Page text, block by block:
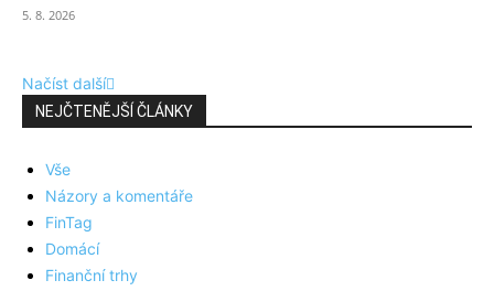
5. 8. 2026
Načíst další
NEJČTENĚJŠÍ ČLÁNKY
Vše
Názory a komentáře
FinTag
Domácí
Finanční trhy